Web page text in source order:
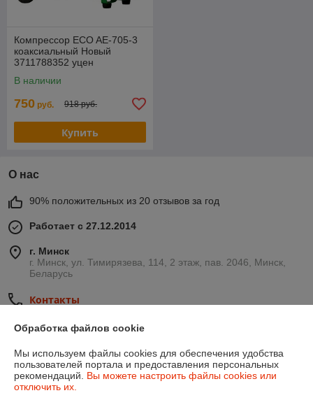
Компрессор ECO AE-705-3
коаксиальный Новый
3711788352 уцен
В наличии
750 руб. 918 руб.
Купить
О нас
90% положительных из 20 отзывов за год
Работает с 27.12.2014
г. Минск
г. Минск, ул. Тимирязева, 114, 2 этаж, пав. 2046, Минск,
Беларусь
Контакты
Сегодня работает с 10:00 до 15:00
Отзывы о магазине
Обработка файлов cookie
Мы используем файлы cookies для обеспечения удобства
пользователей портала и предоставления персональных
рекомендаций. Вы можете настроить файлы cookies или
отключить их.